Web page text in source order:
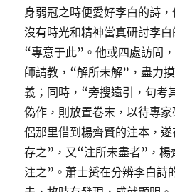
身弱冠之時便愛好李白的詩，
沒有時光和精神當真研討李
“專意于此”。他或四處訪問
師請教，“解所未解”，盡力
義；同時，“旁搜遠引，句考
偽作，則放置卷末，以待專
侶那里借到楊齊賢的注本，
存之”，又“注所未盡者”，
注之”。蕭士赟在分辨李白詩